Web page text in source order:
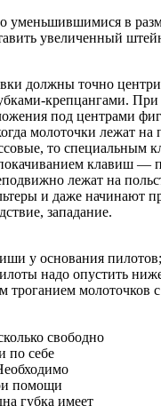
в
увеличенный
должны точно
крепцангами. При
под центрами
молоточки лежат на
то специальным
клавиш —
лежат на
и даже начинают
западание.
у основания
надо опустить
молоточков с
свободно
по себе
помощи
губка имеет